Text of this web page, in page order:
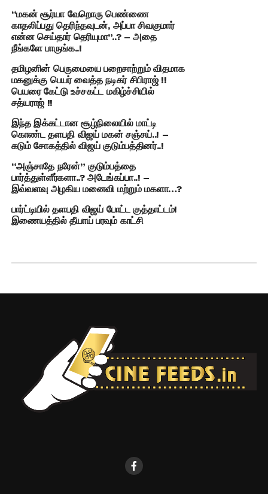
“மகன் சூர்யா வேறொரு பெண்ணை
காதலிப்பது தெரிந்தவுடன், அப்பா சிவகுமார்
என்ன செய்தார் தெரியுமா”..? – அதை
நீங்களே பாருங்க..!
தமிழனின் பெருமையை பறைசாற்றும் விதமாக
மகனுக்கு பெயர் வைத்த நடிகர் சிபிராஜ் !!
பெயரை கேட்டு உச்சகட்ட மகிழ்ச்சியில்
சத்யராஜ் !!
இந்த இக்கட்டான சூழ்நிலையில் மாட்டி
கொண்ட தளபதி விஜய் மகன் சஞ்சய்..! –
கடும் சோகத்தில் விஜய் குடும்பத்தினர்..!
“அஞ்சாதே நரேன்” குடும்பத்தை
பார்த்துள்ளீர்களா..? அடேங்கப்பா..! –
இவ்வளவு அழகிய மனைவி மற்றும் மகளா…?
பார்ட்டியில் தளபதி விஜய் போட்ட குத்தாட்டம்!
இணையத்தில் தீயாய் பரவும் காட்சி